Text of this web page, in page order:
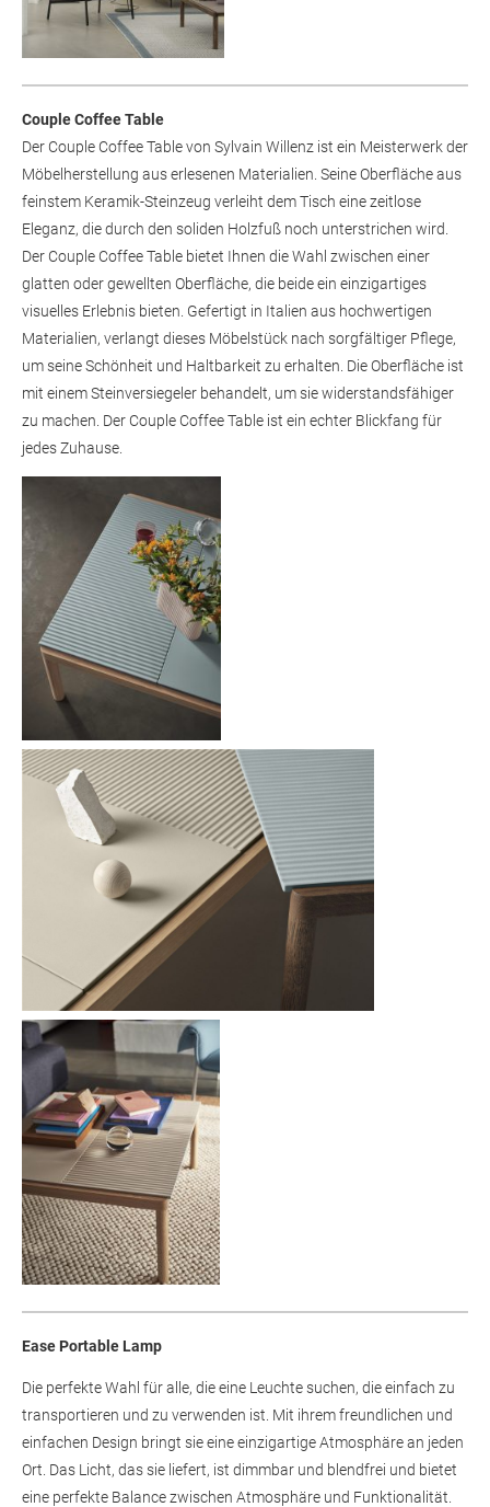
Couple Coffee Table
Der Couple Coffee Table von Sylvain Willenz ist ein Meisterwerk der
Möbelherstellung aus erlesenen Materialien. Seine Oberfläche aus
feinstem Keramik-Steinzeug verleiht dem Tisch eine zeitlose
Eleganz, die durch den soliden Holzfuß noch unterstrichen wird.
Der Couple Coffee Table bietet Ihnen die Wahl zwischen einer
glatten oder gewellten Oberfläche, die beide ein einzigartiges
visuelles Erlebnis bieten. Gefertigt in Italien aus hochwertigen
Materialien, verlangt dieses Möbelstück nach sorgfältiger Pflege,
um seine Schönheit und Haltbarkeit zu erhalten. Die Oberfläche ist
mit einem Steinversiegeler behandelt, um sie widerstandsfähiger
zu machen. Der Couple Coffee Table ist ein echter Blickfang für
jedes Zuhause.
Ease Portable Lamp
Die perfekte Wahl für alle, die eine Leuchte suchen, die einfach zu
transportieren und zu verwenden ist. Mit ihrem freundlichen und
einfachen Design bringt sie eine einzigartige Atmosphäre an jeden
Ort. Das Licht, das sie liefert, ist dimmbar und blendfrei und bietet
eine perfekte Balance zwischen Atmosphäre und Funktionalität.